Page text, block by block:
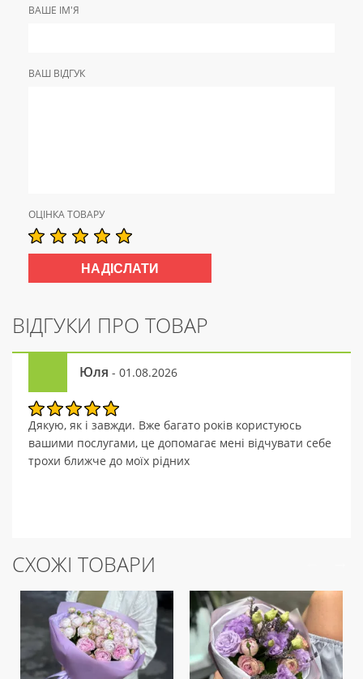
ВАШЕ ІМ'Я
ВАШ ВІДГУК
ОЦІНКА ТОВАРУ
ВІДГУКИ ПРО ТОВАР
Юля - 01.08.2026
Дякую, як і завжди. Вже багато років користуюсь
вашими послугами, це допомагає мені відчувати себе
трохи ближче до моїх рідних
СХОЖІ ТОВАРИ